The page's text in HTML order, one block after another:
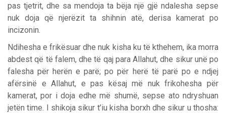
pas tjetrit, dhe sa mendoja ta bëja një gjë ndalesha sepse
nuk doja që njerëzit ta shihnin atë, derisa kamerat po
incizonin.
Ndihesha e frikësuar dhe nuk kisha ku të kthehem, ika morra
abdest që të falem, dhe të qaj para Allahut, dhe sikur unë po
falesha për herën e parë; po për herë të parë po e ndjej
afërsinë e Allahut, e pas kësaj më nuk frikohesha për
kamerat, por i doja edhe më shumë, sepse ato ndryshuan
jetën time. I shikoja sikur t’iu kisha borxh dhe sikur u thosha: